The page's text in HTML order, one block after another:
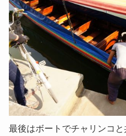
最後はボートでチャリンコ